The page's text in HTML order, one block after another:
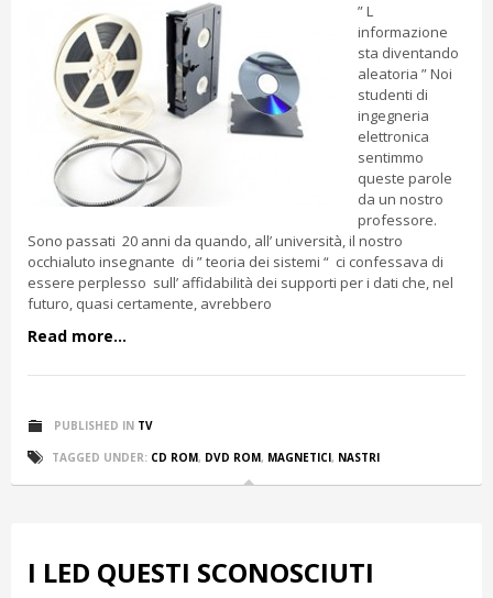
” L
informazione
sta diventando
aleatoria ” Noi
studenti di
ingegneria
elettronica
sentimmo
queste parole
da un nostro
professore.
Sono passati 20 anni da quando, all’ università, il nostro
occhialuto insegnante di ” teoria dei sistemi “ ci confessava di
essere perplesso sull’ affidabilità dei supporti per i dati che, nel
futuro, quasi certamente, avrebbero
Read more...
PUBLISHED IN TV
TAGGED UNDER: CD ROM, DVD ROM, MAGNETICI, NASTRI
I LED QUESTI SCONOSCIUTI